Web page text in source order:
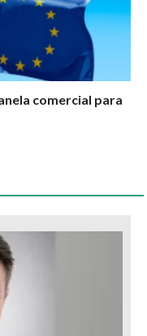
comercial para